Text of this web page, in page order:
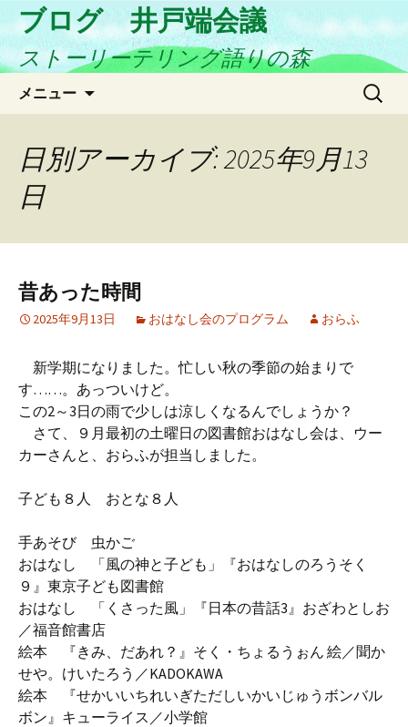
ブログ 井戸端会議
ストーリーテリング語りの森
メニュー
ン
プ
検
日別アーカイブ: 2025年9月13
日
昔あった時間
2025年9月13日 おはなし会のプログラム おらふ
新学期になりました。忙しい秋の季節の始まりで
す……。あっついけど。
この2～3日の雨で少しは涼しくなるんでしょうか？
さて、９月最初の土曜日の図書館おはなし会は、ウー
カーさんと、おらふが担当しました。
子ども８人 おとな８人
手あそび 虫かご
おはなし 「風の神と子ども」『おはなしのろうそく
９』東京子ども図書館
おはなし 「くさった風」『日本の昔話3』おざわとしお
／福音館書店
絵本 『きみ、だあれ？』そく・ちょるうぉん 絵／聞か
せや。けいたろう／KADOKAWA
絵本 『せかいいちれいぎただしいかいじゅうボンバル
ボン』キューライス／小学館